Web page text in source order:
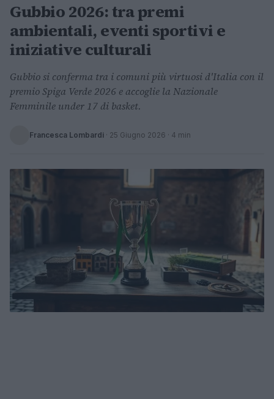
Gubbio 2026: tra premi
ambientali, eventi sportivi e
iniziative culturali
Gubbio si conferma tra i comuni più virtuosi d'Italia con il
premio Spiga Verde 2026 e accoglie la Nazionale
Femminile under 17 di basket.
Francesca Lombardi · 25 Giugno 2026 · 4 min